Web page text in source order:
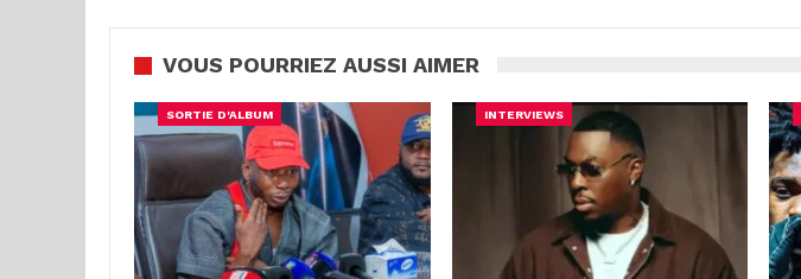
VOUS POURRIEZ AUSSI AIMER
SORTIE D'ALBUM INTERVIEWS